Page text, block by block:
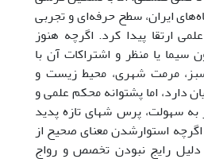
ایران، سطح حرفه‌ای و تجربی
ارتقا پیدا کرد. اگرچه هنوز
سیما یا منظر و اشتراکات آن با
مرمت شهری، محیط زیست و
دارد، اما پشتوانه محکم علمی و
به سهولت، پرس شهای تازه پدید
استوارشدن معنای صحیح از
دلیل رایج نبودن تخصص و رواج